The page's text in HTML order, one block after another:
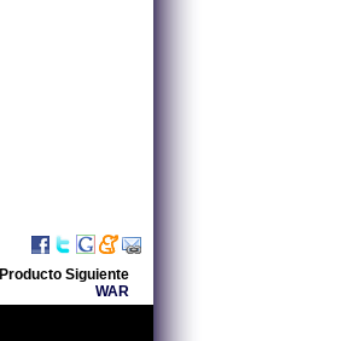
Producto Siguiente
WAR